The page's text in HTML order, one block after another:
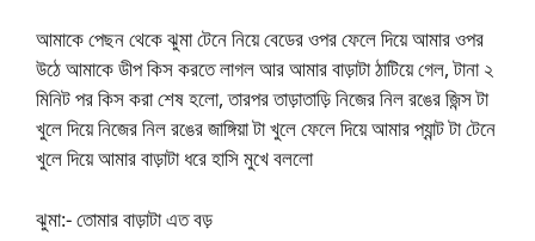
আমাকে পেছন থেকে ঝুমা টেনে নিয়ে বেডের ওপর ফেলে দিয়ে আমার ওপর
উঠে আমাকে ডীপ কিস করতে লাগল আর আমার বাড়াটা ঠাটিয়ে গেল, টানা ২
মিনিট পর কিস করা শেষ হলো, তারপর তাড়াতাড়ি নিজের নিল রঙের জিন্স টা
খুলে দিয়ে নিজের নিল রঙের জাঙ্গিয়া টা খুলে ফেলে দিয়ে আমার প্যান্ট টা টেনে
খুলে দিয়ে আমার বাড়াটা ধরে হাসি মুখে বললো
ঝুমা:- তোমার বাড়াটা এত বড়